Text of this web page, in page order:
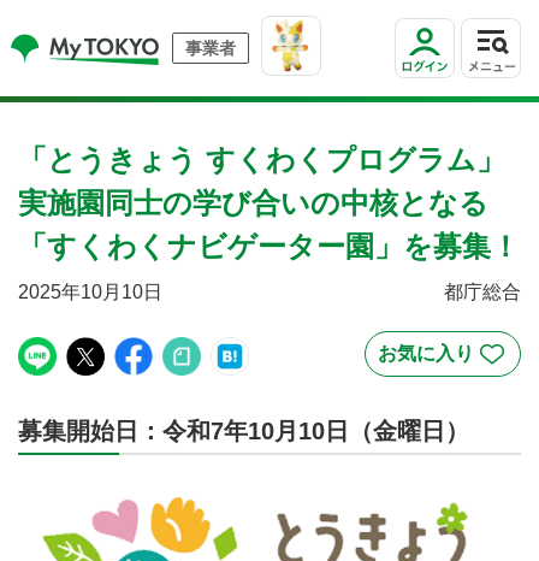
事業者
「とうきょう すくわくプログラム」
実施園同士の学び合いの中核となる
「すくわくナビゲーター園」を募集！
2025年10月10日 都庁総合
募集開始日：令和7年10月10日（金曜日）